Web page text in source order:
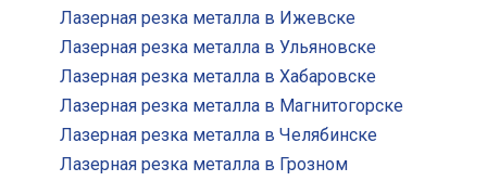
Лазерная резка металла в Ижевске
Лазерная резка металла в Ульяновске
Лазерная резка металла в Хабаровске
Лазерная резка металла в Магнитогорске
Лазерная резка металла в Челябинске
Лазерная резка металла в Грозном